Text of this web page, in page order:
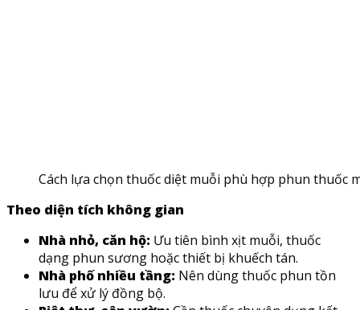
Cách lựa chọn thuốc diệt muỗi phù hợp phun thuốc
Theo diện tích không gian
Nhà nhỏ, căn hộ: Ưu tiên bình xịt muỗi, thuốc
dạng phun sương hoặc thiết bị khuếch tán.
Nhà phố nhiều tầng: Nên dùng thuốc phun tồn
lưu để xử lý đồng bộ.